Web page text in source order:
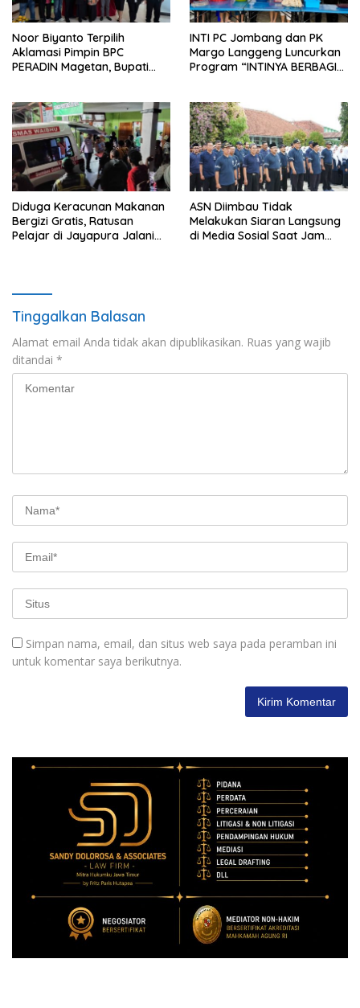
Noor Biyanto Terpilih
Aklamasi Pimpin BPC
PERADIN Magetan, Bupati
INTI PC Jombang dan PK
Margo Langgeng Luncurkan
Program “INTINYA BERBAGI”,
Diduga Keracunan Makanan
Bergizi Gratis, Ratusan
Pelajar di Jayapura Jalani
ASN Diimbau Tidak
Melakukan Siaran Langsung
di Media Sosial Saat Jam
Tinggalkan Balasan
Alamat email Anda tidak akan dipublikasikan. Ruas yang wajib
ditandai *
Simpan nama, email, dan situs web saya pada peramban ini
untuk komentar saya berikutnya.